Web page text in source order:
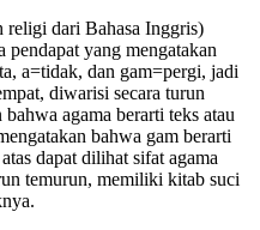
religi dari Bahasa Inggris)
pendapat yang mengatakan
a=tidak, dan gam=pergi, jadi
diwarisi secara turun
agama berarti teks atau
bahwa gam berarti
dapat dilihat sifat agama
temurun, memiliki kitab suci